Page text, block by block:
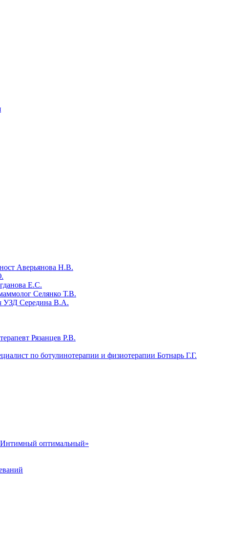
Аверьянова Н.В.
Е.С.
Селянко Т.В.
УЗД Середина В.А.
Рязанцев Р.В.
по ботулинотерапии и физиотерапии Ботнарь Г.Г.
оптимальный»